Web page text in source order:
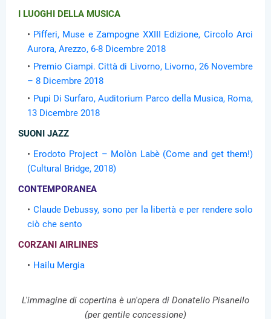
I LUOGHI DELLA MUSICA
Pifferi, Muse e Zampogne XXIII Edizione, Circolo Arci
Aurora, Arezzo, 6-8 Dicembre 2018
Premio Ciampi. Città di Livorno, Livorno, 26 Novembre
– 8 Dicembre 2018
Pupi Di Surfaro, Auditorium Parco della Musica, Roma,
13 Dicembre 2018
SUONI JAZZ
Erodoto Project – Molòn Labè (Come and get them!)
(Cultural Bridge, 2018)
CONTEMPORANEA
Claude Debussy, sono per la libertà e per rendere solo
ciò che sento
CORZANI AIRLINES
Hailu Mergia
L'immagine di copertina è un'opera di Donatello Pisanello
(per gentile concessione)